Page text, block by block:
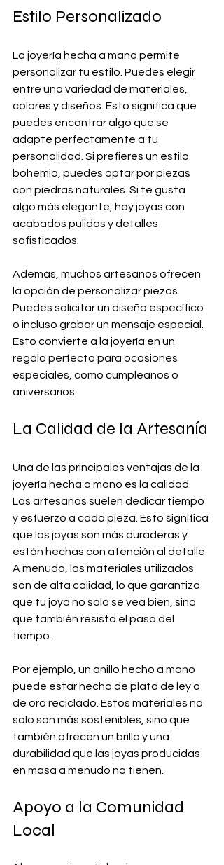
Estilo Personalizado
La joyería hecha a mano permite
personalizar tu estilo. Puedes elegir
entre una variedad de materiales,
colores y diseños. Esto significa que
puedes encontrar algo que se
adapte perfectamente a tu
personalidad. Si prefieres un estilo
bohemio, puedes optar por piezas
con piedras naturales. Si te gusta
algo más elegante, hay joyas con
acabados pulidos y detalles
sofisticados.
Además, muchos artesanos ofrecen
la opción de personalizar piezas.
Puedes solicitar un diseño específico
o incluso grabar un mensaje especial.
Esto convierte a la joyería en un
regalo perfecto para ocasiones
especiales, como cumpleaños o
aniversarios.
La Calidad de la Artesanía
Una de las principales ventajas de la
joyería hecha a mano es la calidad.
Los artesanos suelen dedicar tiempo
y esfuerzo a cada pieza. Esto significa
que las joyas son más duraderas y
están hechas con atención al detalle.
A menudo, los materiales utilizados
son de alta calidad, lo que garantiza
que tu joya no solo se vea bien, sino
que también resista el paso del
tiempo.
Por ejemplo, un anillo hecho a mano
puede estar hecho de plata de ley o
de oro reciclado. Estos materiales no
solo son más sostenibles, sino que
también ofrecen un brillo y una
durabilidad que las joyas producidas
en masa a menudo no tienen.
Apoyo a la Comunidad
Local